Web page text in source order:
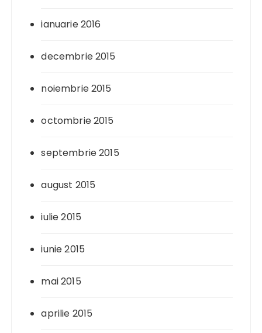
ianuarie 2016
decembrie 2015
noiembrie 2015
octombrie 2015
septembrie 2015
august 2015
iulie 2015
iunie 2015
mai 2015
aprilie 2015